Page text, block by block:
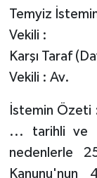
Temyiz
Vekili :
Karşı Taraf
Vekili : Av.
İstemin Özeti
... tarihli ve
nedenlerle
Kanunu'nun